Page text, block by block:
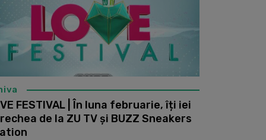
Dua Lipa
FESTIVAL | În luna februarie, îți iei
de la ZU TV și BUZZ Sneakers